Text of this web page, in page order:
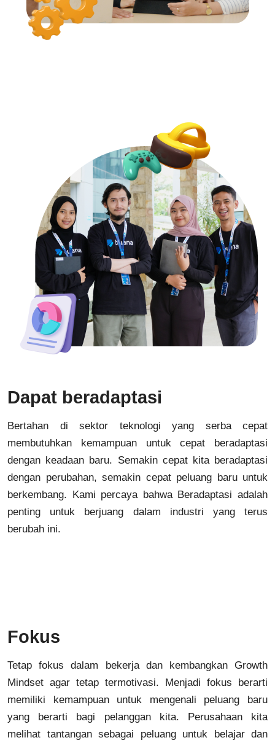
Dapat beradaptasi
Bertahan di sektor teknologi yang serba cepat
membutuhkan kemampuan untuk cepat beradaptasi
dengan keadaan baru. Semakin cepat kita beradaptasi
dengan perubahan, semakin cepat peluang baru untuk
berkembang. Kami percaya bahwa Beradaptasi adalah
penting untuk berjuang dalam industri yang terus
berubah ini.
Fokus
Tetap fokus dalam bekerja dan kembangkan Growth
Mindset agar tetap termotivasi. Menjadi fokus berarti
memiliki kemampuan untuk mengenali peluang baru
yang berarti bagi pelanggan kita. Perusahaan kita
melihat tantangan sebagai peluang untuk belajar dan